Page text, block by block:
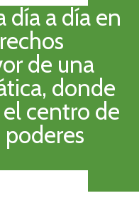
día a día en
de una
donde
el centro de